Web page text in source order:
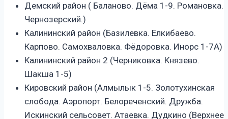
Демский район ( Баланово. Дёма 1-9. Романовка.
Чернозерский.)
Калининский район (Базилевка. Елкибаево.
Карпово. Самохваловка. Фёдоровка. Инорс 1-7А)
Калининский район 2 (Черниковка. Князево.
Шакша 1-5)
Кировский район (Алмылык 1-5. Золотухинская
слобода. Аэропорт. Белореченский. Дружба.
Искинский сельсовет. Атаевка. Дудкино (Верхнее